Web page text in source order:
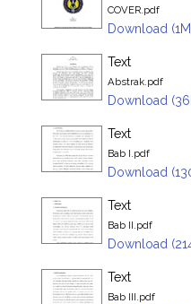
COVER.pdf
Download
Text
Abstrak.pdf
Download
Text
Bab I.pdf
Download
Text
Bab II.pdf
Download
Text
Bab III.pdf